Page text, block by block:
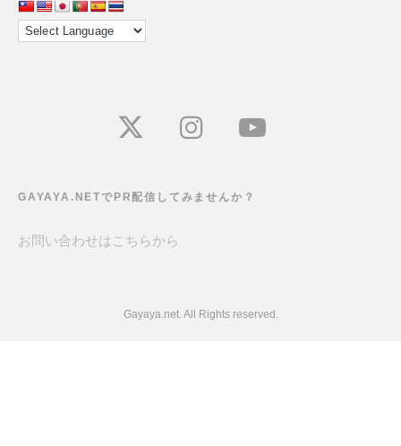
GAYAYA.NETでPR配信してみませんか？
お問い合わせは こちらから
Gayaya.net. All Rights reserved.